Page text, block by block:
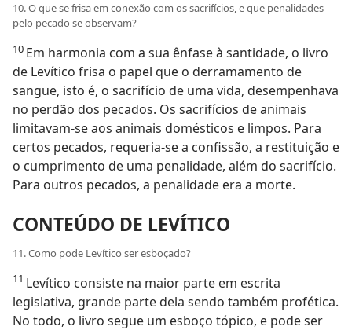
10. O que se frisa em conexão com os sacrifícios, e que penalidades
pelo pecado se observam?
10 Em harmonia com a sua ênfase à santidade, o livro
de Levítico frisa o papel que o derramamento de
sangue, isto é, o sacrifício de uma vida, desempenhava
no perdão dos pecados. Os sacrifícios de animais
limitavam-se aos animais domésticos e limpos. Para
certos pecados, requeria-se a confissão, a restituição e
o cumprimento de uma penalidade, além do sacrifício.
Para outros pecados, a penalidade era a morte.
CONTEÚDO DE LEVÍTICO
11. Como pode Levítico ser esboçado?
11 Levítico consiste na maior parte em escrita
legislativa, grande parte dela sendo também profética.
No todo, o livro segue um esboço tópico, e pode ser